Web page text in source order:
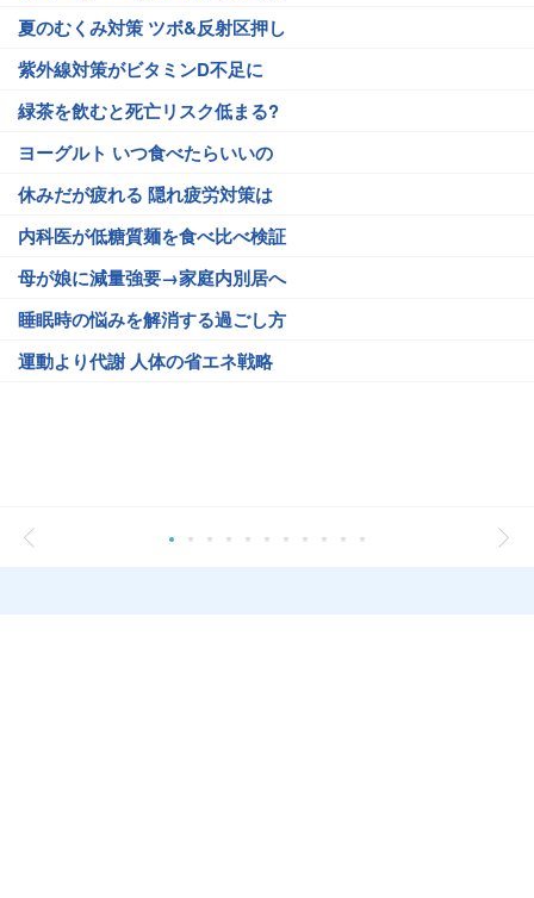
夏のむくみ対策 ツボ&反射区押し
紫外線対策がビタミンD不足に
緑茶を飲むと死亡リスク低まる?
ヨーグルト いつ食べたらいいの
休みだが疲れる 隠れ疲労対策は
内科医が低糖質麺を食べ比べ検証
母が娘に減量強要→家庭内別居へ
睡眠時の悩みを解消する過ごし方
運動より代謝 人体の省エネ戦略